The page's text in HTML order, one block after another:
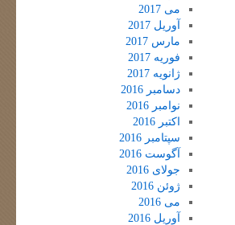
می 2017
آوریل 2017
مارس 2017
فوریه 2017
ژانویه 2017
دسامبر 2016
نوامبر 2016
اکتبر 2016
سپتامبر 2016
آگوست 2016
جولای 2016
ژوئن 2016
می 2016
آوریل 2016